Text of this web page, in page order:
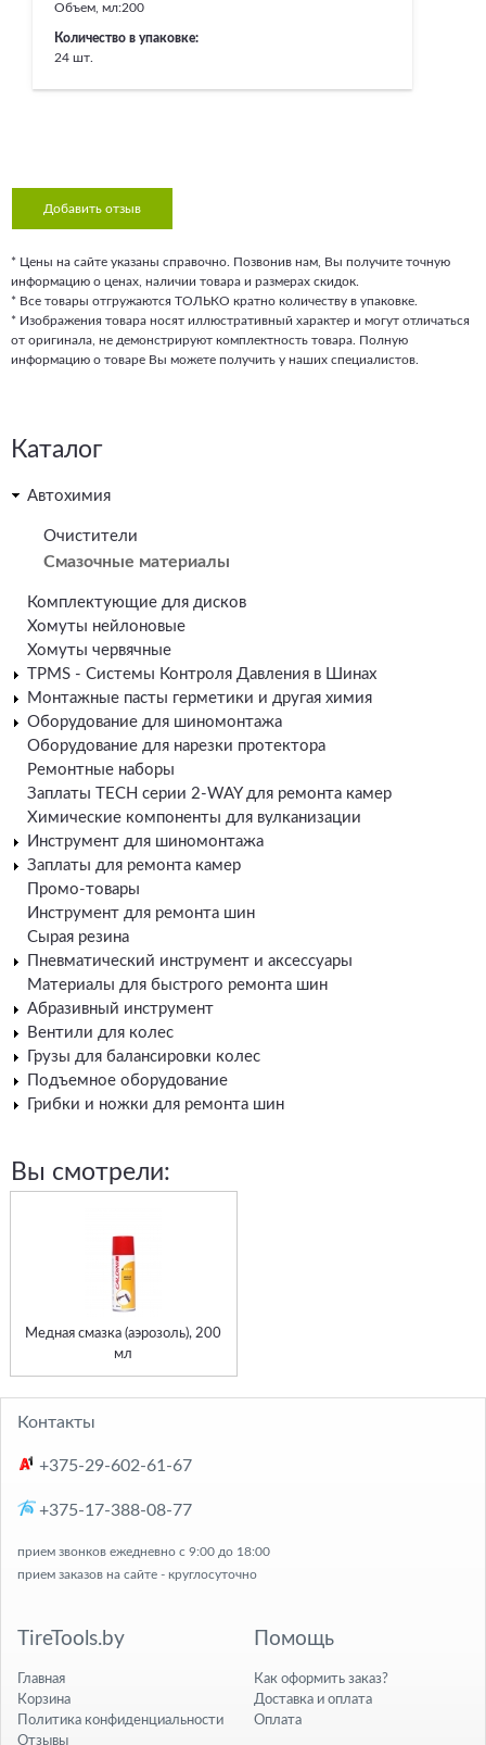
Объем, мл:200
Количество в упаковке:
24 шт.
Добавить отзыв
* Цены на сайте указаны справочно. Позвонив нам, Вы получите точную
информацию о ценах, наличии товара и размерах скидок.
* Все товары отгружаются ТОЛЬКО кратно количеству в упаковке.
* Изображения товара носят иллюстративный характер и могут отличаться
от оригинала, не демонстрируют комплектность товара. Полную
информацию о товаре Вы можете получить у наших специалистов.
Каталог
Автохимия
Очистители
Смазочные материалы
Комплектующие для дисков
Хомуты нейлоновые
Хомуты червячные
TPMS - Системы Контроля Давления в Шинах
Монтажные пасты герметики и другая химия
Оборудование для шиномонтажа
Оборудование для нарезки протектора
Ремонтные наборы
Заплаты TECH серии 2-WAY для ремонта камер
Химические компоненты для вулканизации
Инструмент для шиномонтажа
Заплаты для ремонта камер
Промо-товары
Инструмент для ремонта шин
Сырая резина
Пневматический инструмент и аксессуары
Материалы для быстрого ремонта шин
Абразивный инструмент
Вентили для колес
Грузы для балансировки колес
Подъемное оборудование
Грибки и ножки для ремонта шин
Вы смотрели:
Медная смазка (аэрозоль), 200
мл
Контакты
+375-29-602-61-67
+375-17-388-08-77
прием звонков ежедневно с 9:00 до 18:00
прием заказов на сайте - круглосуточно
TireTools.by
Главная
Корзина
Политика конфиденциальности
Отзывы
Помощь
Как оформить заказ?
Доставка и оплата
Оплата